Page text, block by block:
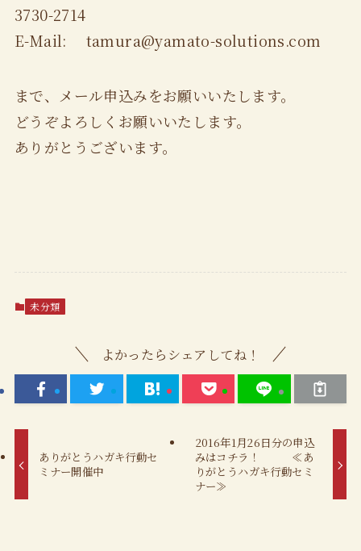
3730-2714
E-Mail: tamura@yamato-solutions.com
まで、メール申込みをお願いいたします。
どうぞよろしくお願いいたします。
ありがとうございます。
未分類
よかったらシェアしてね！
ありがとうハガキ行動セ
ミナー開催中
2016年1月26日分の申込
みはコチラ！ ≪あ
りがとうハガキ行動セミ
ナー≫